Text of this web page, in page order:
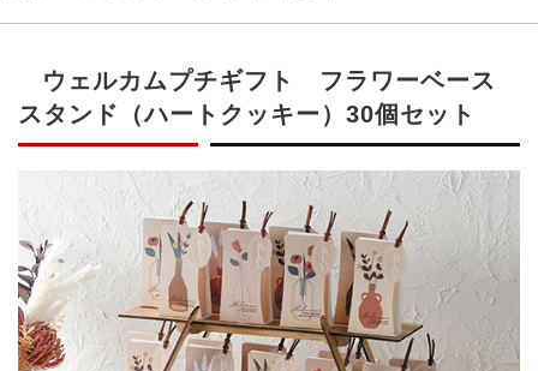
ウェルカムプチギフト フラワーベース
スタンド（ハートクッキー）30個セット